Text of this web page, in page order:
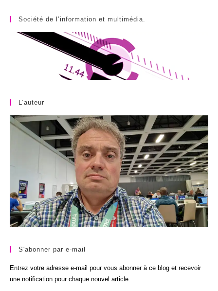
Société de l’information et multimédia.
L’auteur
S'abonner par e-mail
Entrez votre adresse e-mail pour vous abonner à ce blog et recevoir
une notification pour chaque nouvel article.